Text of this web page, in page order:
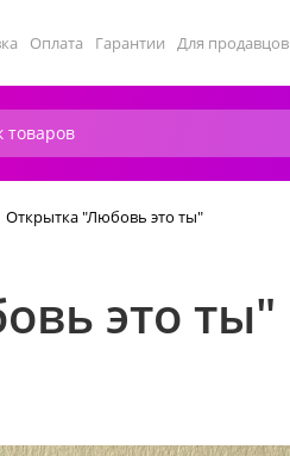
Оплата Гарантии Для продавцов
Открытка "Любовь это ты"
это ты"